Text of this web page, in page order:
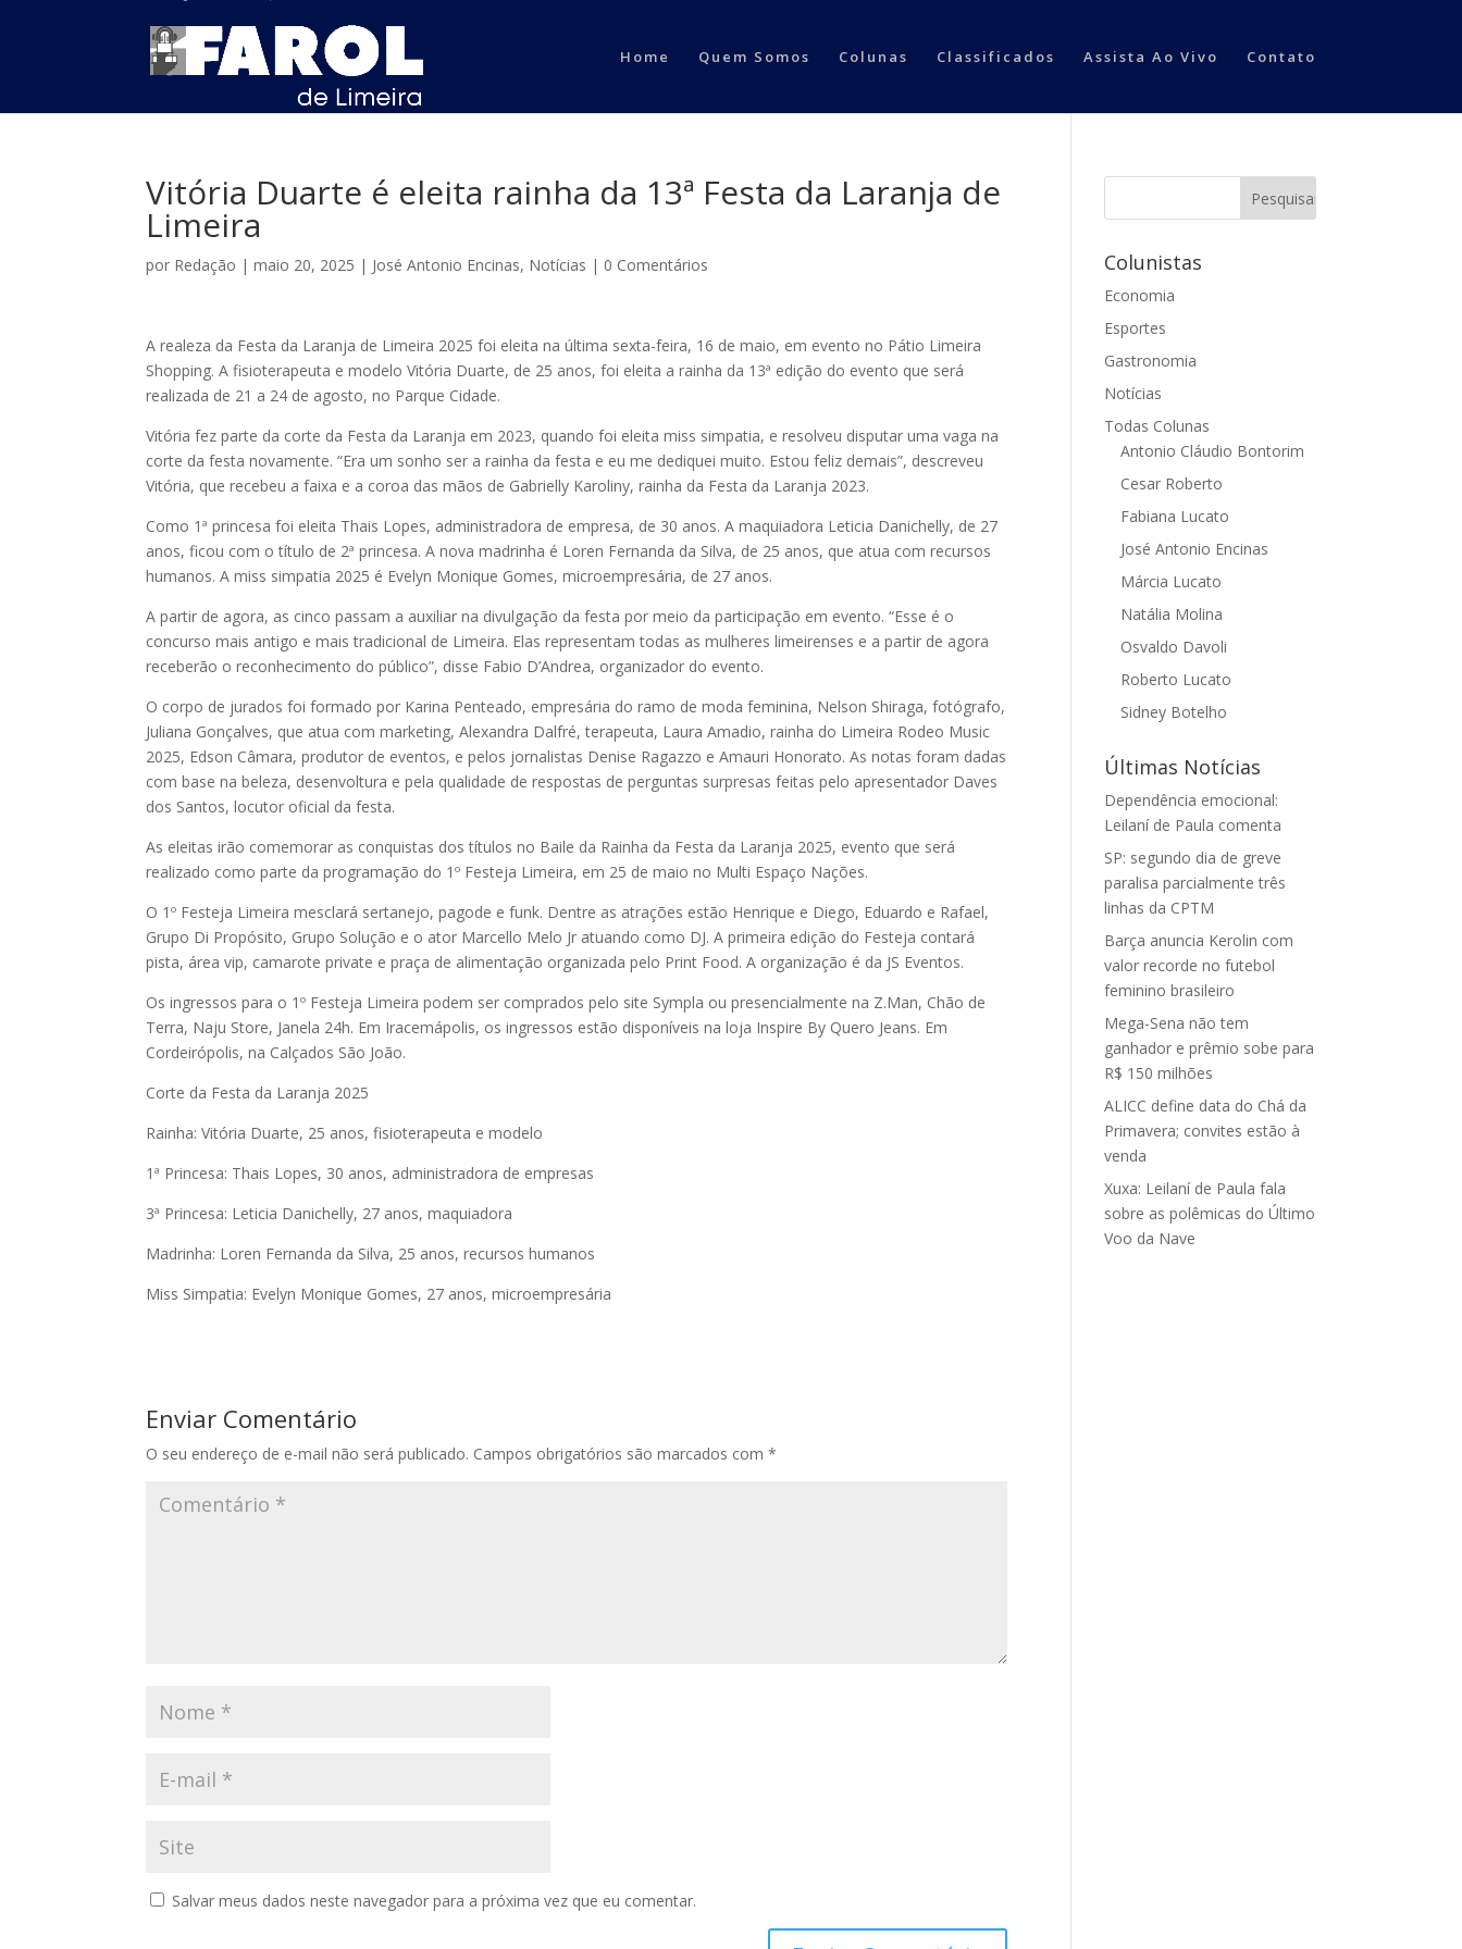
Home Quem Somos Colunas Classificados Assista Ao Vivo Contato
Vitória Duarte é eleita rainha da 13ª Festa da Laranja de
Limeira
por Redação |maio 20, 2025 | José Antonio Encinas, Notícias | 0 Comentários
A realeza da Festa da Laranja de Limeira 2025 foi eleita na última sexta-feira, 16 de maio, em evento no Pátio Limeira
Shopping. A fisioterapeuta e modelo Vitória Duarte, de 25 anos, foi eleita a rainha da 13ª edição do evento que será
realizada de 21 a 24 de agosto, no Parque Cidade.
Vitória fez parte da corte da Festa da Laranja em 2023, quando foi eleita miss simpatia, e resolveu disputar uma vaga na
corte da festa novamente. “Era um sonho ser a rainha da festa e eu me dediquei muito. Estou feliz demais”, descreveu
Vitória, que recebeu a faixa e a coroa das mãos de Gabrielly Karoliny, rainha da Festa da Laranja 2023.
Como 1ª princesa foi eleita Thais Lopes, administradora de empresa, de 30 anos. A maquiadora Leticia Danichelly, de 27
anos, ficou com o título de 2ª princesa. A nova madrinha é Loren Fernanda da Silva, de 25 anos, que atua com recursos
humanos. A miss simpatia 2025 é Evelyn Monique Gomes, microempresária, de 27 anos.
A partir de agora, as cinco passam a auxiliar na divulgação da festa por meio da participação em evento. “Esse é o
concurso mais antigo e mais tradicional de Limeira. Elas representam todas as mulheres limeirenses e a partir de agora
receberão o reconhecimento do público”, disse Fabio D’Andrea, organizador do evento.
O corpo de jurados foi formado por Karina Penteado, empresária do ramo de moda feminina, Nelson Shiraga, fotógrafo,
Juliana Gonçalves, que atua com marketing, Alexandra Dalfré, terapeuta, Laura Amadio, rainha do Limeira Rodeo Music
2025, Edson Câmara, produtor de eventos, e pelos jornalistas Denise Ragazzo e Amauri Honorato. As notas foram dadas
com base na beleza, desenvoltura e pela qualidade de respostas de perguntas surpresas feitas pelo apresentador Daves
dos Santos, locutor oficial da festa.
As eleitas irão comemorar as conquistas dos títulos no Baile da Rainha da Festa da Laranja 2025, evento que será
realizado como parte da programação do 1º Festeja Limeira, em 25 de maio no Multi Espaço Nações.
O 1º Festeja Limeira mesclará sertanejo, pagode e funk. Dentre as atrações estão Henrique e Diego, Eduardo e Rafael,
Grupo Di Propósito, Grupo Solução e o ator Marcello Melo Jr atuando como DJ. A primeira edição do Festeja contará
pista, área vip, camarote private e praça de alimentação organizada pelo Print Food. A organização é da JS Eventos.
Os ingressos para o 1º Festeja Limeira podem ser comprados pelo site Sympla ou presencialmente na Z.Man, Chão de
Terra, Naju Store, Janela 24h. Em Iracemápolis, os ingressos estão disponíveis na loja Inspire By Quero Jeans. Em
Cordeirópolis, na Calçados São João.
Corte da Festa da Laranja 2025
Rainha: Vitória Duarte, 25 anos, fisioterapeuta e modelo
1ª Princesa: Thais Lopes, 30 anos, administradora de empresas
3ª Princesa: Leticia Danichelly, 27 anos, maquiadora
Madrinha: Loren Fernanda da Silva, 25 anos, recursos humanos
Miss Simpatia: Evelyn Monique Gomes, 27 anos, microempresária
Enviar Comentário
O seu endereço de e-mail não será publicado. Campos obrigatórios são marcados com*
Salvar meus dados neste navegador para a próxima vez que eu comentar.
Colunistas
Economia
Esportes
Gastronomia
Notícias
Todas Colunas
Antonio Cláudio Bontorim
Cesar Roberto
Fabiana Lucato
José Antonio Encinas
Márcia Lucato
Natália Molina
Osvaldo Davoli
Roberto Lucato
Sidney Botelho
Últimas Notícias
Dependência emocional:
Leilaní de Paula comenta
SP: segundo dia de greve
paralisa parcialmente três
linhas da CPTM
Barça anuncia Kerolin com
valor recorde no futebol
feminino brasileiro
Mega-Sena não tem
ganhador e prêmio sobe para
R$ 150 milhões
ALICC define data do Chá da
Primavera; convites estão à
venda
Xuxa: Leilaní de Paula fala
sobre as polêmicas do Último
Voo da Nave